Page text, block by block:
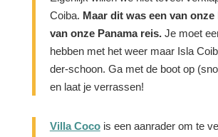
Coiba. Maar dit was een van
van onze Panama reis.Je moet
hebben met het weer maar Isla
der-schoon. Ga met de boot op
en laat je verrassen!
Villa Cocois een aanrader om te